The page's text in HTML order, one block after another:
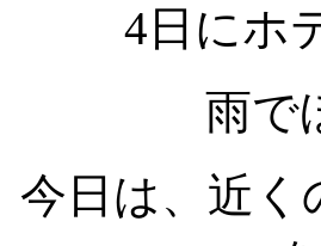
4日にホ
雨で
今日は、近く